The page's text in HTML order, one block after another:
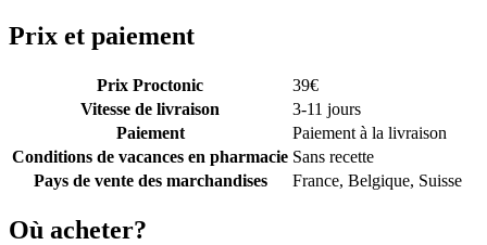
Prix et paiement
Prix Proctonic 39€
Vitesse de livraison
3-11 jours
Paiement
Paiement à la livraison
Conditions de vacances en pharmacie Sans recette
Pays de vente des marchandises
France, Belgique, Suisse
Où acheter?